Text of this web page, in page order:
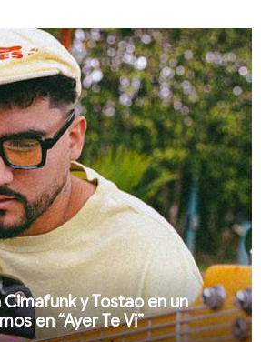
Cimafunk y Tostao en un
en “Ayer Te Vi”